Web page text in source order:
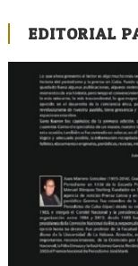
EDITORIAL